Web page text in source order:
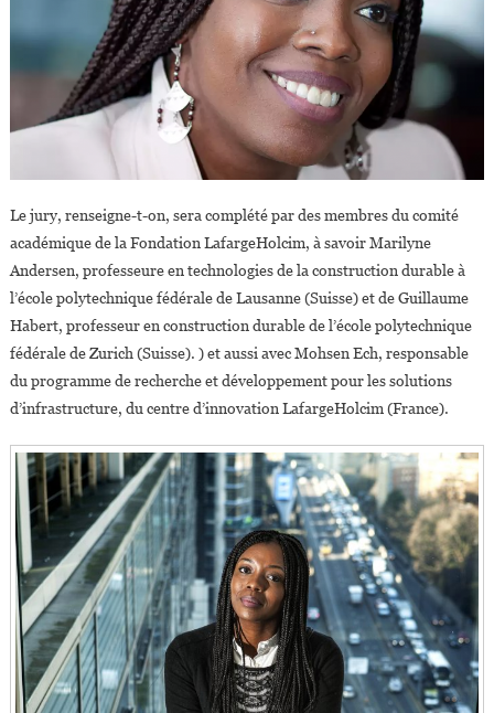
Le jury, renseigne-t-on, sera complété par des membres du comité
académique de la Fondation LafargeHolcim, à savoir Marilyne
Andersen, professeure en technologies de la construction durable à
l’école polytechnique fédérale de Lausanne (Suisse) et de Guillaume
Habert, professeur en construction durable de l’école polytechnique
fédérale de Zurich (Suisse). ) et aussi avec Mohsen Ech, responsable
du programme de recherche et développement pour les solutions
d’infrastructure, du centre d’innovation LafargeHolcim (France).